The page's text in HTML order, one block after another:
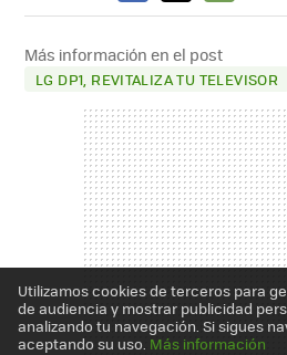
FACEBOOK
X
E-
MAIL
Más información en el post
LG DP1, REVITALIZA TU TELEVISOR
Utilizamos cookies de terceros para
de audiencia y mostrar publicidad
analizando tu navegación. Si sigues
aceptando su uso. Más información